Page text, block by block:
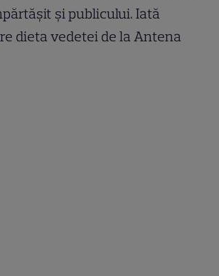
și publicului. Iată
dieta vedetei de la Antena